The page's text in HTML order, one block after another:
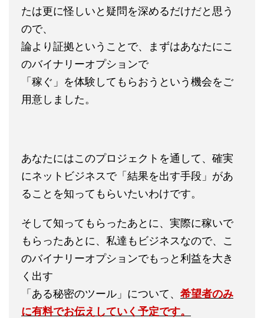
たは更に怪しいと疑問を深めるだけだと思う
ので、
論より証拠ということで、まずはあなたにこ
のバイナリーオプションで
「稼ぐ」を体験してもらおうという機会をご
用意しました。
あなたにはこのプロジェクトを通して、確実
にネットビジネスで「結果を出す手段」があ
ることを知ってもらいたいわけです。
そして知ってもらったあとに、実際に稼いで
もらったあとに、私達もビジネスなので、こ
のバイナリーオプションでもっと利益を大き
く出す
「ある秘密のツール」について、 希望者のみ
に有料でお伝えしていく予定です。